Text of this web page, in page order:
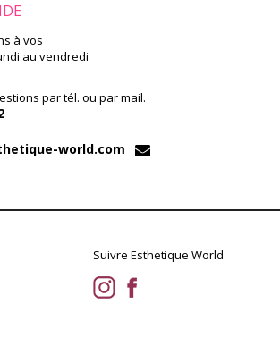
à vos
au vendredi
par tél. ou par mail.
world.com
Suivre Esthetique World